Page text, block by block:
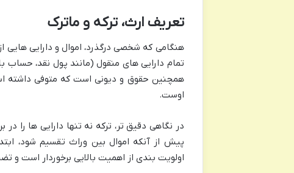
تعریف ارث، ترکه و ماترک
هنگامی که شخصی درگذرد، اموال و دارایی هایی
تمام دارایی های منقول (مانند پول نقد، حساب
همچنین حقوق و دیونی است که متوفی داشته
اوست.
در نگاهی دقیق تر، ترکه نه تنها دارایی ها را
پیش از آنکه اموال بین وراث تقسیم شود،
اولویت بندی از اهمیت بالایی برخوردار است و